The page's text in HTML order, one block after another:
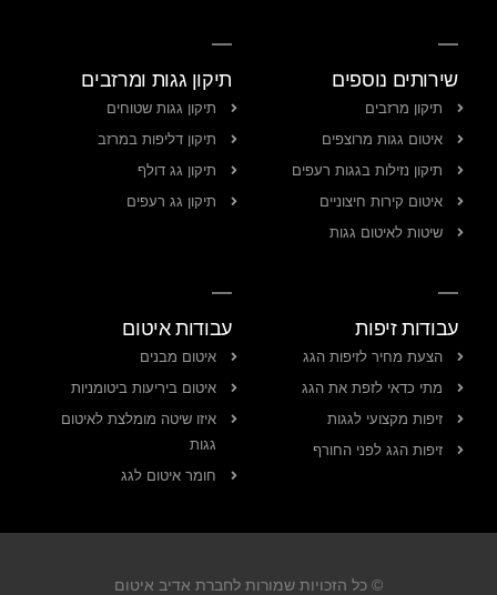
שירותים נוספים
תיקון מרזבים
איטום גגות מרוצפים
תיקון נזילות בגגות רעפים
איטום קירות חיצוניים
שיטות לאיטום גגות
תיקון גגות ומרזבים
תיקון גגות שטוחים
תיקון דליפות במרזב
תיקון גג דולף
תיקון גג רעפים
עבודות זיפות
הצעת מחיר לזיפות הגג
מתי כדאי לזפת את הגג
זיפות מקצועי לגגות
זיפות הגג לפני החורף
עבודות איטום
איטום מבנים
איטום ביריעות ביטומניות
איזו שיטה מומלצת לאיטום
גגות
חומר איטום לגג
© כל הזכויות שמורות לחברת אדיב איטום